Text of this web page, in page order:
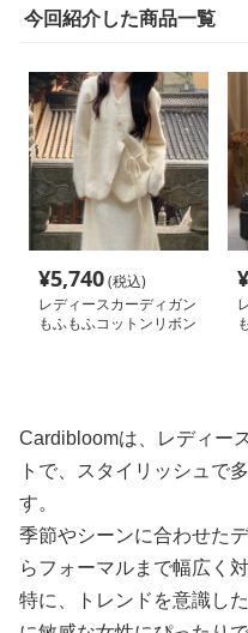
今回紹介した商品一覧
¥5,740(税込)
レディースカーディガン
もふもふコットンリボン
¥
Cardibloomは、レディー
トで、スタイリッシュで
す。
季節やシーンに合わせた
らフォーマルまで幅広く対
特に、トレンドを意識し